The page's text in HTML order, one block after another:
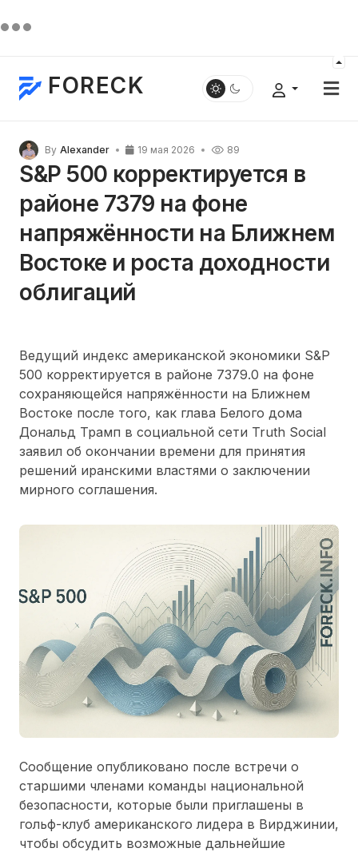
FORECK
By Alexander 19 мая 2026 89
S&P 500 корректируется в
районе 7379 на фоне
напряжённости на Ближнем
Востоке и роста доходности
облигаций
Ведущий индекс американской экономики S&P
500 корректируется в районе 7379.0 на фоне
сохраняющейся напряжённости на Ближнем
Востоке после того, как глава Белого дома
Дональд Трамп в социальной сети Truth Social
заявил об окончании времени для принятия
решений иранскими властями о заключении
мирного соглашения.
Сообщение опубликовано после встречи о
старшими членами команды национальной
безопасности, которые были приглашены в
гольф-клуб американского лидера в Вирджинии,
чтобы обсудить возможные дальнейшие